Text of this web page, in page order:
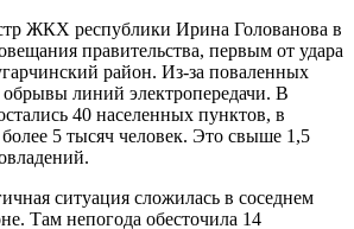
ЖКХ республики Ирина Голованова в
правительства, первым от удара
район. Из-за поваленных
линий электропередачи. В
остались 40 населенных пунктов, в
5 тысяч человек. Это свыше 1,5
ситуация сложилась в соседнем
Там непогода обесточила 14